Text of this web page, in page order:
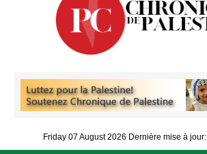
Friday 07 August 2026 Dernière mise à jour: